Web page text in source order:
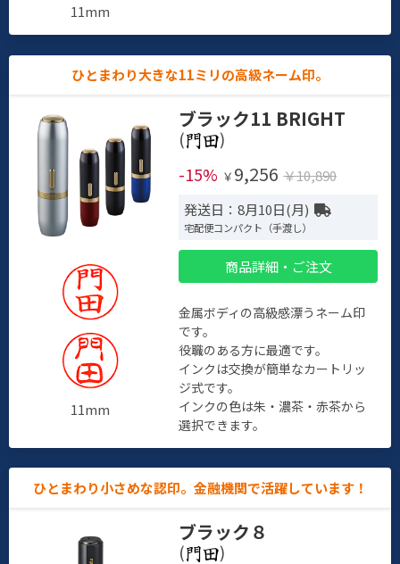
11mm
ひとまわり大きな11ミリの高級ネーム印。
11mm
ブラック11 BRIGHT
(
)
-15% ￥ 9,256 ￥10,890
発送日：8月10日(月)
宅配便コンパクト（手渡し）
商品詳細・ご注文
金属ボディの高級感漂うネーム印
です。
役職のある方に最適です。
インクは交換が簡単なカートリッ
ジ式です。
インクの色は朱・濃茶・赤茶から
選択できます。
ひとまわり小さめな認印。金融機関で活躍しています！
ブラック８
(
)